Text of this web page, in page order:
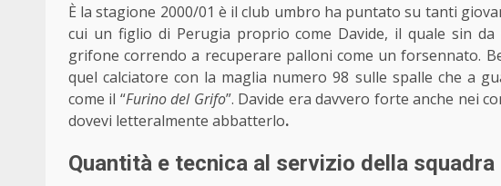
È la stagione 2000/01 è il club umbro ha puntato su tanti
cui un figlio di Perugia proprio come Davide, il quale sin
grifone correndo a recuperare palloni come un forsennato.
quel calciatore con la maglia numero 98 sulle spalle che a
come il “Furino del Grifo”. Davide era davvero forte anche nei
dovevi letteralmente abbatterlo.
Quantità e tecnica al servizio della squadra